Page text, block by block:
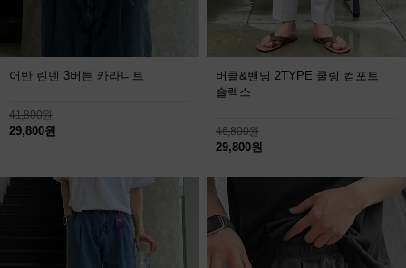
어반 린넨 3버튼 카라니트
41,800원
29,800원
버클&밴딩 2TYPE 쿨링 컴포트
슬랙스
46,800원
29,800원